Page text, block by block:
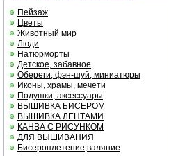
Пейзаж
Цветы
Животный мир
Люди
Натюрморты
Детское, забавное
Обереги, фэн-шуй, миниатюры
Иконы, храмы, мечети
Подушки, аксессуары
ВЫШИВКА БИСЕРОМ
ВЫШИВКА ЛЕНТАМИ
КАНВА С РИСУНКОМ
ДЛЯ ВЫШИВАНИЯ
Бисероплетение,валяние